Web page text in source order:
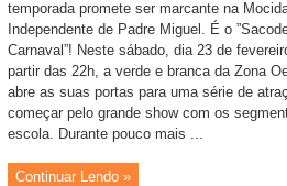
temporada promete ser marcante na
Independente de Padre Miguel. É o
Carnaval”! Neste sábado, dia 23 de
partir das 22h, a verde e branca da Zona
abre as suas portas para uma série de
começar pelo grande show com os
escola. Durante pouco mais ...
Continuar Lendo »